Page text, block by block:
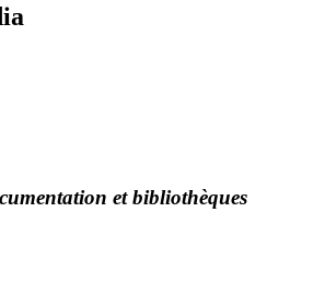
et bibliothèques